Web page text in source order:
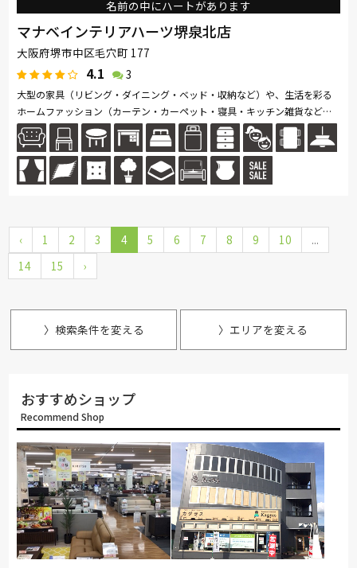
名前の中にハートがあります
マナベインテリアハーツ堺泉北店
大阪府堺市中区毛穴町 177
4.1 3
大型の家具（リビング・ダイニング・ベッド・収納など）や、生活を彩る
ホームファッション（カーテン・カーペット・寝具・キッチン雑貨など）
を数多く取り揃えています。
‹ 1 2 3 4 5 6 7 8 9 10
...
14
15 ›
〉検索条件を変える 〉エリアを変える
おすすめショップ
Recommend Shop